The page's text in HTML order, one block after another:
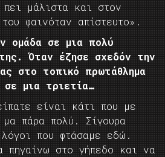
μάλιστα και στον
φαινόταν απίστευτο».
ομάδα σε μια πολύ
Όταν έζησε σχεδόν την
στο τοπικό πρωτάθλημα
μια τριετία…
είναι κάτι που με
πάρα πολύ. Σίγουρα
που φτάσαμε εδώ.
πηγαίνω στο γήπεδο και να